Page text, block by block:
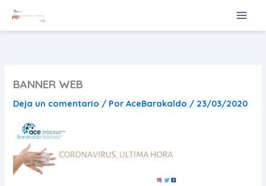
contenido
BANNER WEB
Deja un comentario / PorAceBarakaldo / 23/03/2020